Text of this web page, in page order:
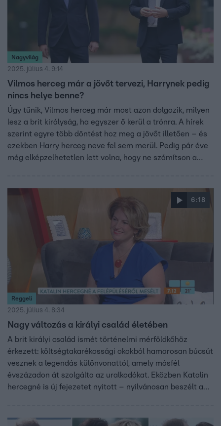
Nagyvilág
2025. július 4. 9:14
Vilmos herceg már a jövőt tervezi, Harrynek pedig
nincs helye benne?
Úgy tűnik, Vilmos herceg már most azon dolgozik, milyen
lesz a brit királyság, ha egyszer ő kerül a trónra. A hírek
szerint egyre több döntést hoz meg a jövőt illetően – és
ezekben Harry herceg neve fel sem merül. Pedig pár éve
még elképzelhetetlen lett volna, hogy ne számítson a
6:18
Reggeli
2025. július 4. 8:34
Nagy változás a királyi család életében
A brit királyi család ismét történelmi mérföldkőhöz
érkezett: költségtakarékossági okokból hamarosan búcsút
vesznek a legendás különvonattól, amely másfél
évszázadon át szolgálta az uralkodókat. Eközben Katalin
hercegné is új fejezetet nyitott – nyilvánosan beszélt a